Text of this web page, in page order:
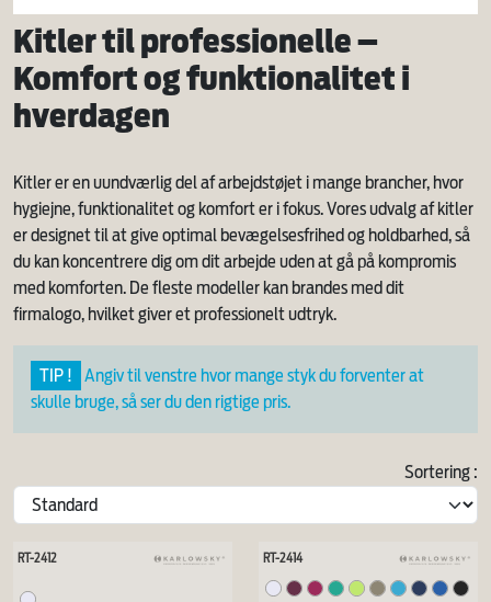
Kitler til professionelle –
Komfort og funktionalitet i
hverdagen
Kitler er en uundværlig del af arbejdstøjet i mange brancher, hvor
hygiejne, funktionalitet og komfort er i fokus. Vores udvalg af kitler
er designet til at give optimal bevægelsesfrihed og holdbarhed, så
du kan koncentrere dig om dit arbejde uden at gå på kompromis
med komforten. De fleste modeller kan brandes med dit
firmalogo, hvilket giver et professionelt udtryk.
TIP !
Angiv til venstre hvor mange styk du forventer at
skulle bruge, så ser du den rigtige pris.
Sortering :
RT-2412 RT-2414